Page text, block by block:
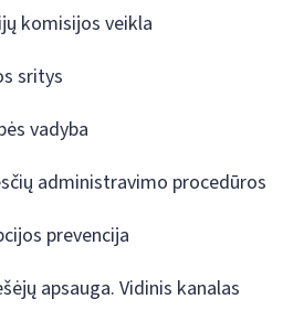
komisijos veikla
sritys
vadyba
administravimo procedūros
prevencija
apsauga. Vidinis kanalas